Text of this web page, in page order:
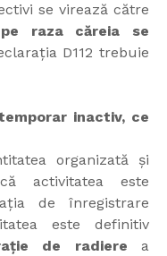
se virează către
raza căreia se
D112 trebuie
inactiv, ce
organizată și
activitatea este
de înregistrare
este definitiv
de radiere a